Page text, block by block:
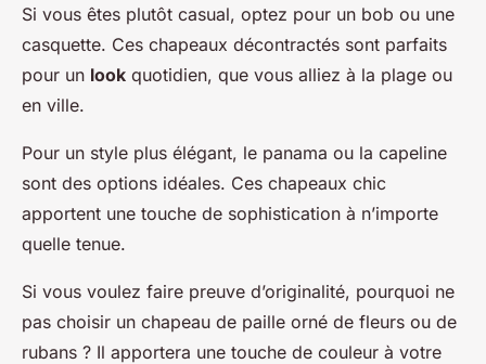
Si vous êtes plutôt casual, optez pour un bob ou une
casquette. Ces chapeaux décontractés sont parfaits
pour un look quotidien, que vous alliez à la plage ou
en ville.
Pour un style plus élégant, le panama ou la capeline
sont des options idéales. Ces chapeaux chic
apportent une touche de sophistication à n’importe
quelle tenue.
Si vous voulez faire preuve d’originalité, pourquoi ne
pas choisir un chapeau de paille orné de fleurs ou de
rubans ? Il apportera une touche de couleur à votre